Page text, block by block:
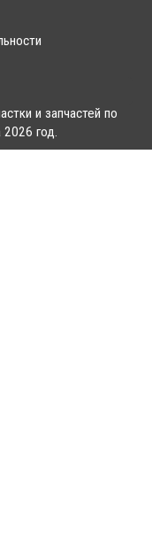
и запчастей по
год.